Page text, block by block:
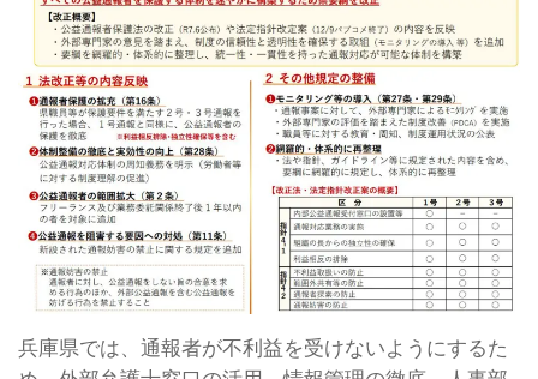
兵庫県では、通報者が不利益を受けないようにするた